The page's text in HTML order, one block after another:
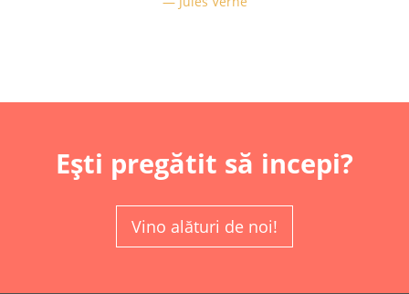
Ești pregătit să incepi?
Vino alături de noi!